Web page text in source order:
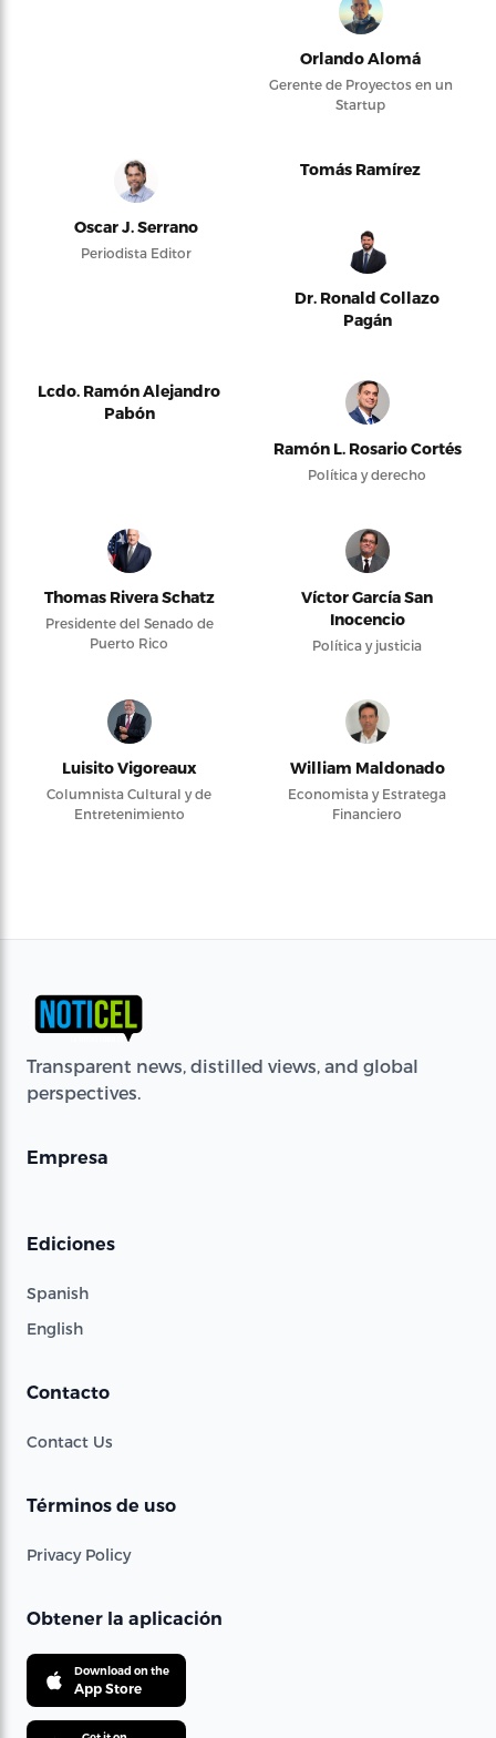
Orlando Alomá
Gerente de Proyectos en un
Startup
Oscar J. Serrano
Periodista Editor
Tomás Ramírez
Dr. Ronald Collazo
Pagán
Lcdo. Ramón Alejandro
Pabón
Ramón L. Rosario Cortés
Política y derecho
Thomas Rivera Schatz
Presidente del Senado de
Puerto Rico
Víctor García San
Inocencio
Política y justicia
Luisito Vigoreaux
Columnista Cultural y de
Entretenimiento
William Maldonado
Economista y Estratega
Financiero
Transparent news, distilled views, and global
perspectives.
Empresa
Ediciones
Spanish
English
Contacto
Contact Us
Términos de uso
Privacy Policy
Obtener la aplicación
Download on the
App Store